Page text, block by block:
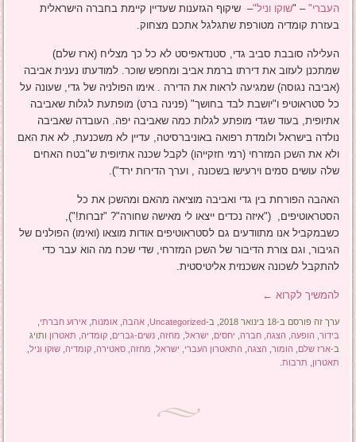
העברי" – "שוקו וניל"– שיקוף הגזענות שעדיין קיימת בחברה הישראלית
בעזרת קומדיה מטורפת שתגלגל אתכם מצחוק.
העלילה סובבת סביב גדי, סטנדאפיסט לא כל כך מצליח (ארז שלם)
שמתכנן לעזוב את דירתו ברמת אביב ומחפש שוכר. למודעתו נענית אביבה
(אביבה נגוסה) שמגיעה לראות את הדירה . אימו הפולניה של גדי, שעונה על
כל סטראוטיפ ו"יושבת לבד בחושך" (פנינה ברט) מופתעת לגלות שאביבה
אתיופית, בעוד שגדי מופתע לגלות כמה שאביבה יפה. העובדה שאביבה
נולדה בישראל ולומדת רפואה באוניברסיטה, עדיין לא משכנעת, לא את האם
ולא את השכן המזרחי (רמי חזקייהו) לקבל שכנה אתיופית ש"בטח האחים
שלה עושים סמים וירעישו בשכונה , וערך הדירות ירד").
האהבה הפורחת בין גדי ואביבה מוציאה מהאם ומהשכן את כל
הסטראוטיפים, ("איזה נכדים ייצאו לי מאישה שחורה"? "זברות!"),
כשבמקביל אנו מתוודעים גם לסטראוטיפים אודות מוצאו (ואימו) הפולנים של
הגיבור, וגם צורת הדיבור של השכן המזרחי, שדי שכח מה הוא עבר כדי
להתקבל לשכונה אשכנזית אליטיסטית.
להמשיך לקרוא ←
ערך זה פורסם ב-18 בינואר 2018, ב- Uncategorized
,אהבה,אומנות,אירוע חברתי,
בידור, הופעה, הצגה,חברה, יחסים, ישראל, מחזה,נשים-גברים,קומדיה, תאטרון ותויג
ב-ארז שלם, הומור, הצגה, התאטרון העברי, ישראל, מחזה,סאטירה,קומדיה,שוקו וניל,
תאטרון, תרבות.